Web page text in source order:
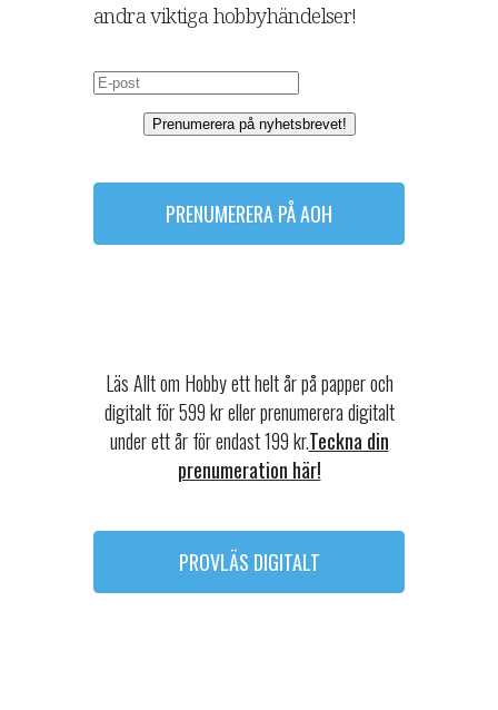
andra viktiga hobbyhändelser!
Prenumerera på nyhetsbrevet!
PRENUMERERA PÅ AOH
Läs Allt om Hobby ett helt år på papper och
digitalt för 599 kr eller prenumerera digitalt
under ett år för endast 199 kr.Teckna din
prenumeration här!
PROVLÄS DIGITALT